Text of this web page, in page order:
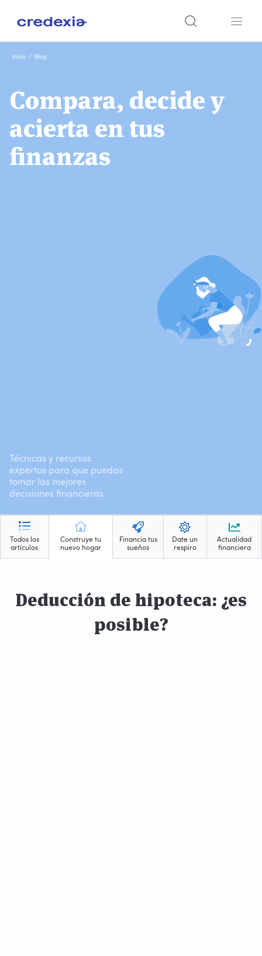
Inicio / Blog
Compara, decide y
acierta en tus
finanzas
Técnicas y recursos
expertos para que puedas
tomar las mejores
decisiones financieras
Todos los
artículos
Construye tu
nuevo hogar
Financia tus
sueños
Date un
respiro
Actualidad
financiera
Deducción de hipoteca: ¿es
posible?